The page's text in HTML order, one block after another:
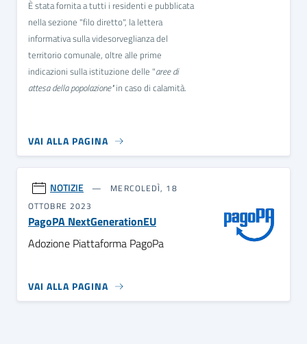
È stata fornitaa tutti i residenti e pubblicata
nella sezione "filo diretto", la lettera
informativa sulla videsorveglianza del
territorio comunale, oltre alle prime
indicazioni sulla istituzione delle "aree di
attesa della popolazione"in caso di calamità.
VAI ALLA PAGINA
NOTIZIE
MERCOLEDÌ, 18
OTTOBRE 2023
PagoPA NextGenerationEU
Adozione Piattaforma PagoPa
VAI ALLA PAGINA